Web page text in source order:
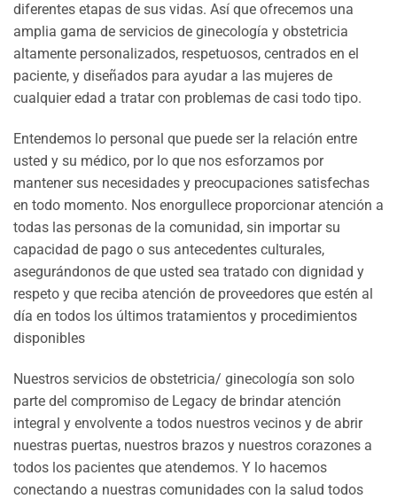
diferentes etapas de sus vidas. Así que ofrecemos una
amplia gama de servicios de ginecología y obstetricia
altamente personalizados, respetuosos, centrados en el
paciente, y diseñados para ayudar a las mujeres de
cualquier edad a tratar con problemas de casi todo tipo.
Entendemos lo personal que puede ser la relación entre
usted y su médico, por lo que nos esforzamos por
mantener sus necesidades y preocupaciones satisfechas
en todo momento. Nos enorgullece proporcionar atención a
todas las personas de la comunidad, sin importar su
capacidad de pago o sus antecedentes culturales,
asegurándonos de que usted sea tratado con dignidad y
respeto y que reciba atención de proveedores que estén al
día en todos los últimos tratamientos y procedimientos
disponibles
Nuestros servicios de obstetricia/ ginecología son solo
parte del compromiso de Legacy de brindar atención
integral y envolvente a todos nuestros vecinos y de abrir
nuestras puertas, nuestros brazos y nuestros corazones a
todos los pacientes que atendemos. Y lo hacemos
conectando a nuestras comunidades con la salud todos